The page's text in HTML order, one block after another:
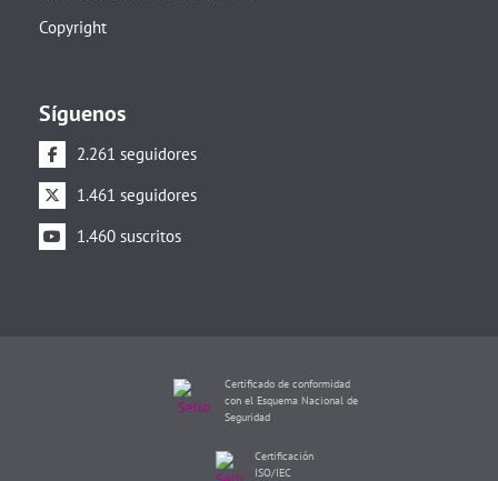
Copyright
Síguenos
2.261 seguidores
1.461 seguidores
1.460 suscritos
Certificado de conformidad
con el Esquema Nacional de
Seguridad
Certificación
ISO/IEC